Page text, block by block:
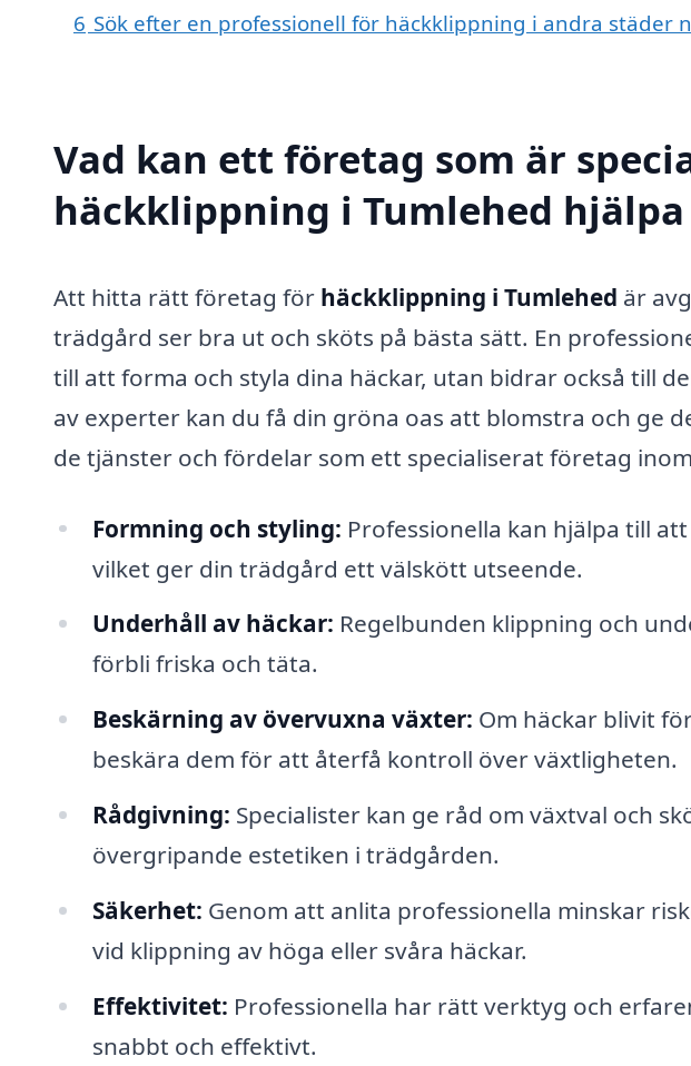
6 Sök efter en professionell för häckklippning i andra städer
Vad kan ett företag som är
häckklippning i Tumlehed
Att hitta rätt företag för häckklippning i Tumlehed är
trädgård ser bra ut och sköts på bästa sätt. En
till att forma och styla dina häckar, utan bidrar också till
av experter kan du få din gröna oas att blomstra och ge
de tjänster och fördelar som ett specialiserat företag
Formning och styling: Professionella kan hjälpa till
vilket ger din trädgård ett välskött utseende.
Underhåll av häckar: Regelbunden klippning och
förbli friska och täta.
Beskärning av övervuxna växter: Om häckar blivit
beskära dem för att återfå kontroll över växtligheten.
Rådgivning: Specialister kan ge råd om växtval och
övergripande estetiken i trädgården.
Säkerhet: Genom att anlita professionella minskar
vid klippning av höga eller svåra häckar.
Effektivitet: Professionella har rätt verktyg och
snabbt och effektivt.